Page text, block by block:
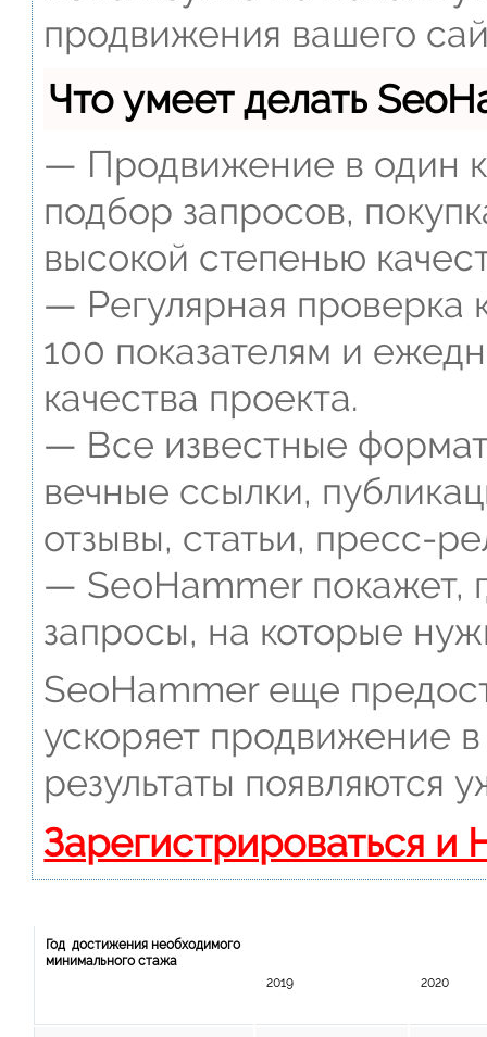
продвижения вашего
Что умеет делать
— Продвижение в один
подбор запросов,
высокой степенью
— Регулярная проверка
100 показателям и
качества проекта.
— Все известные
вечные ссылки,
отзывы, статьи, пресс-
— SeoHammer покажет,
запросы, на которые
SeoHammer еще
ускоряет продвижение
результаты появляются
Зарегистрироваться и
Год достижения необходимого
минимального стажа
2019
2020